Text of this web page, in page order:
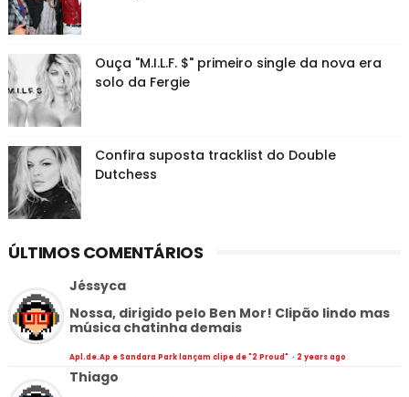
Ouça "M.I.L.F. $" primeiro single da nova era
solo da Fergie
Confira suposta tracklist do Double
Dutchess
ÚLTIMOS COMENTÁRIOS
Jéssyca
Nossa, dirigido pelo Ben Mor! Clipão lindo mas
música chatinha demais
Apl.de.Ap e Sandara Park lançam clipe de "2 Proud" · 2 years ago
Thiago